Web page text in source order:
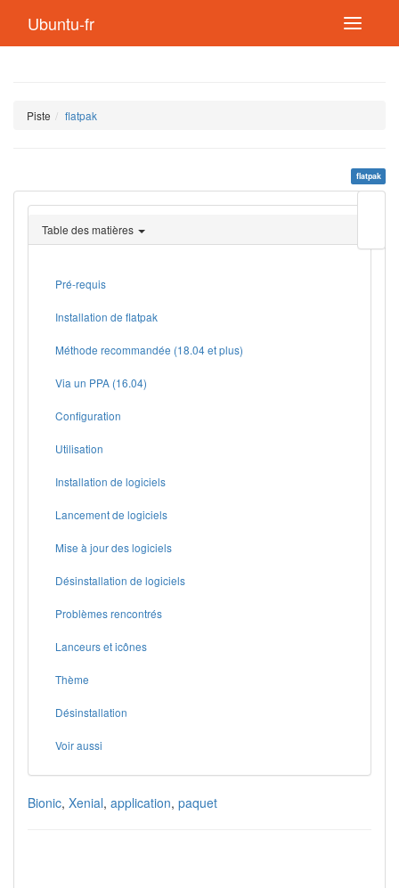
Ubuntu-fr
Piste flatpak
flatpak
page
Table des matières
Pré-requis
Installation de flatpak
Méthode recommandée (18.04 et plus)
Via un PPA (16.04)
Configuration
Utilisation
Installation de logiciels
Lancement de logiciels
Mise à jour des logiciels
Désinstallation de logiciels
Problèmes rencontrés
Lanceurs et icônes
Thème
Désinstallation
Voir aussi
Bionic, Xenial, application, paquet